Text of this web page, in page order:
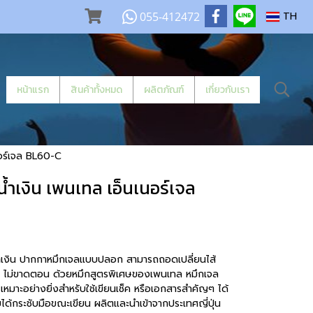
055-412472 TH
หน้าแรก สินค้าทั้งหมด ผลิตภัณฑ์ เกี่ยวกับเรา
เจล BL60-C
งิน เพนเทล เอ็นเนอร์เจล
น ปากกาหมึกเจลแบบปลอก สามารถถอดเปลี่ยนไส้
ม่ขาดตอน ด้วยหมึกสูตรพิเศษของเพนเทล หมึกเจล
หมาะอย่างยิ่งสำหรับใช้เขียนเช็ค หรือเอกสารสำคัญๆ ได้
ระชับมือขณะเขียน ผลิตและนำเข้าจากประเทศญี่ปุ่น